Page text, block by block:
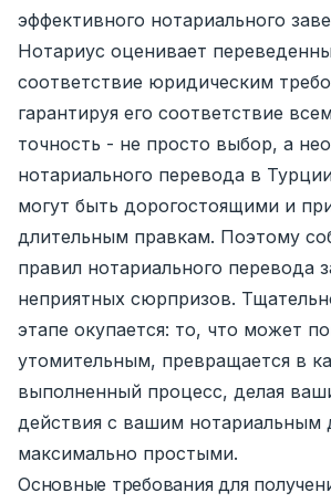
эффективного нотариального
Нотариус оценивает
соответствие юридическим
гарантируя его соответствие
точность - не просто выбор, а
нотариального перевода в
могут быть дорогостоящими и
длительным правкам. Поэтому
правил нотариального перевода
неприятных сюрпризов.
этапе окупается: то, что может
утомительным, превращается в
выполненный процесс, делая
действия с вашим нотариальным
максимально простыми.
Основные требования для